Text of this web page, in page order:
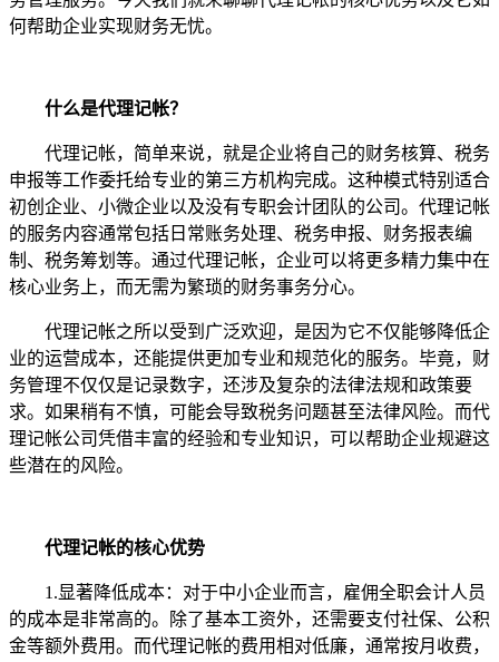
何帮助企业实现财务无忧。
什么是代理记帐？
代理记帐，简单来说，就是企业将自己的财务核算、税务
申报等工作委托给专业的第三方机构完成。这种模式特别适合
初创企业、小微企业以及没有专职会计团队的公司。代理记帐
的服务内容通常包括日常账务处理、税务申报、财务报表编
制、税务筹划等。通过代理记帐，企业可以将更多精力集中在
核心业务上，而无需为繁琐的财务事务分心。
代理记帐之所以受到广泛欢迎，是因为它不仅能够降低企
业的运营成本，还能提供更加专业和规范化的服务。毕竟，财
务管理不仅仅是记录数字，还涉及复杂的法律法规和政策要
求。如果稍有不慎，可能会导致税务问题甚至法律风险。而代
理记帐公司凭借丰富的经验和专业知识，可以帮助企业规避这
些潜在的风险。
代理记帐的核心优势
1.显著降低成本：对于中小企业而言，雇佣全职会计人员
的成本是非常高的。除了基本工资外，还需要支付社保、公积
金等额外费用。而代理记帐的费用相对低廉，通常按月收费，